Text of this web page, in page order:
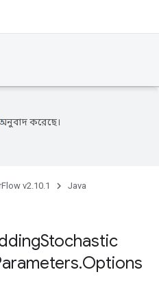
করেছে।
v2.10.1 Java
Stochastic
.Options